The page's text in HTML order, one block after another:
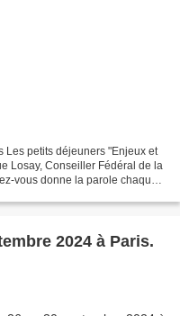
Les petits déjeuners "Enjeux et
Losay, Conseiller Fédéral de la
vous donne la parole chaque
2024 à Paris.